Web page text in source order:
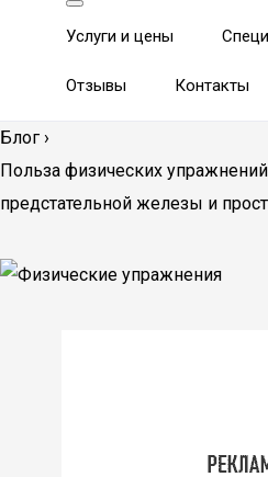
Услуги и цены
Отзывы Контакты
Блог ›
Польза физических
предстательной железы и